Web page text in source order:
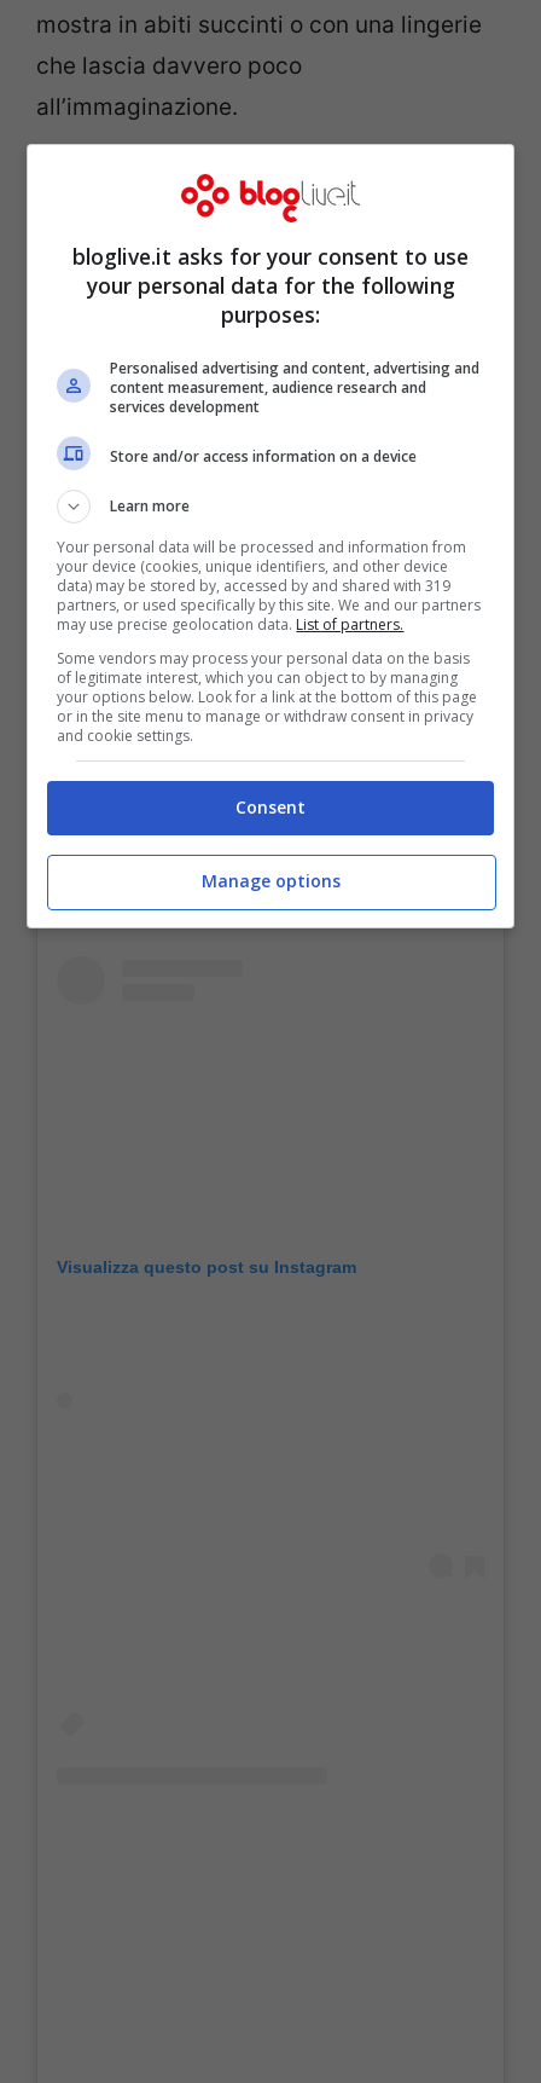
mostra in abiti succinti o con una lingerie
che lascia davvero poco
all’immaginazione.
Super sexy, spesso non ha avuto difficoltà
nel mettersi in posa
completamente senza
veli, per un rapporto perfetto con il suo
corpo e con il senso del pudore per la gioia
bomba sexy, grande carica erotica, anche
nell’ultimo post ha mandato in visibilio
proprio tutti.
Visualizza questo post su Instagram
bloglive.it asks for your consent to use
your personal data for the following
purposes:
Personalised advertising and content, advertising and
content measurement, audience research and
services development
Store and/or access information on a device
Learn more
Your personal data will be processed and information from
your device (cookies, unique identifiers, and other device
data) may be stored by, accessed by and shared with 319
partners, or used specifically by this site. We and our partners
may use precise geolocation data. List of partners.
Some vendors may process your personal data on the basis
of legitimate interest, which you can object to by managing
your options below. Look for a link at the bottom of this page
or in the site menu to manage or withdraw consent in privacy
and cookie settings.
Consent
Manage options